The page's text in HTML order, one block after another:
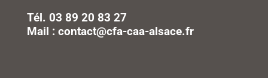
Tél. 03 89 20 83 27
Mail : contact@cfa-caa-alsace.fr